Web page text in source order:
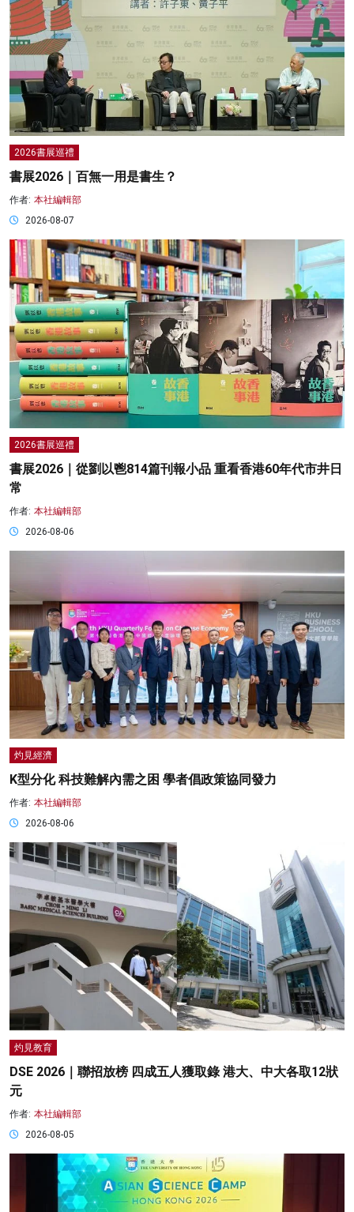
2026書展巡禮
書展2026｜百無一用是書生？
作者: 本社編輯部
2026-08-07
2026書展巡禮
書展2026｜從劉以鬯814篇刊報小品 重看香港60年代市井日
常
作者: 本社編輯部
2026-08-06
灼見經濟
K型分化 科技難解內需之困 學者倡政策協同發力
作者: 本社編輯部
2026-08-06
灼見教育
DSE 2026｜聯招放榜 四成五人獲取錄 港大、中大各取12狀
元
作者: 本社編輯部
2026-08-05